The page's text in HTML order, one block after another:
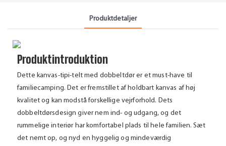
Produktdetaljer
Produktintroduktion
Dette kanvas-tipi-telt med dobbeltdør er et must-have til
familiecamping. Det er fremstillet af holdbart kanvas af høj
kvalitet og kan modstå forskellige vejrforhold. Dets
dobbeltdørsdesign giver nem ind- og udgang, og det
rummelige interiør har komfortabel plads til hele familien. Sæt
det nemt op, og nyd en hyggelig og mindeværdig